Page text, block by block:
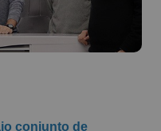
conjunto de